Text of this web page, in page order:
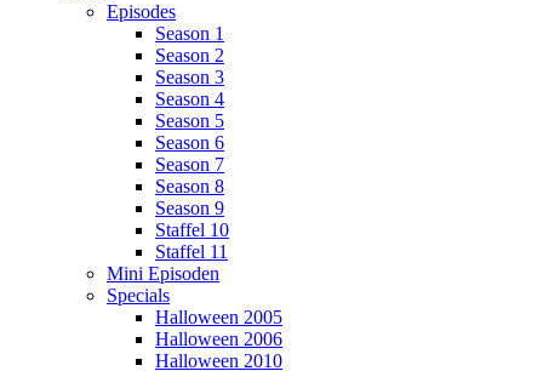
Episodes
Season 1
Season 2
Season 3
Season 4
Season 5
Season 6
Season 7
Season 8
Season 9
Staffel 10
Staffel 11
Mini Episoden
Specials
Halloween 2005
Halloween 2006
Halloween 2010